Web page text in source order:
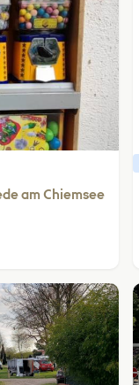
am Chiemsee